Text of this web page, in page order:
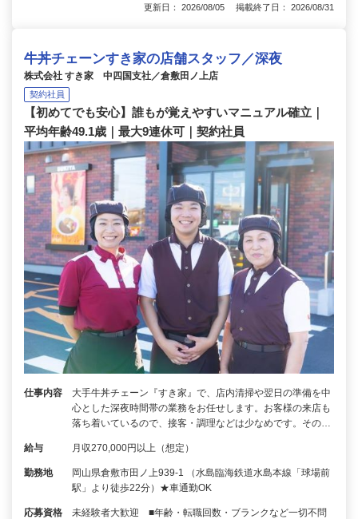
更新日： 2026/08/05 掲載終了日： 2026/08/31
牛丼チェーンすき家の店舗スタッフ／深夜
株式会社 すき家 中四国支社／倉敷田ノ上店
契約社員
【初めてでも安心】誰もが覚えやすいマニュアル確立｜
平均年齢49.1歳｜最大9連休可｜契約社員
仕事内容
大手牛丼チェーン『すき家』で、店内清掃や翌日の準備を中
心とした深夜時間帯の業務をお任せします。お客様の来店も
落ち着いているので、接客・調理などは少なめです。その…
給与 月収270,000円以上（想定）
勤務地
岡山県倉敷市田ノ上939-1 （水島臨海鉄道水島本線「球場前
駅」より徒歩22分）★車通勤OK
応募資格
未経験者大歓迎 ■年齢・転職回数・ブランクなど一切不問